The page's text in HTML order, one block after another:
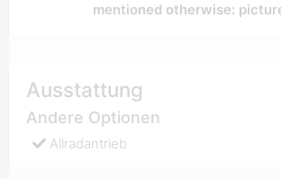
mentioned otherwise:
Ausstattung
Andere Optionen
Allradantrieb